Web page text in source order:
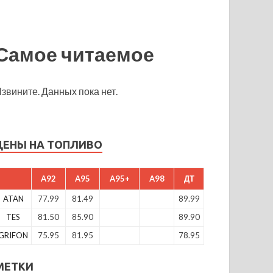
читаемое
Данных пока нет.
НА ТОПЛИВО
A92 A95 A95+ A98 ДТ
ATAN 77.99 81.49
89.99
TES
81.50 85.90
89.90
75.95 81.95 78.95